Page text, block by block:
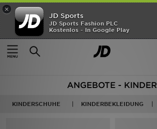
×
JD Sports
JD Sports Fashion PLC
Kostenlos - In Google Play
Startseite
Kinder
904 Produkte
ANGEBOTE - KINDER
KINDERSCHUHE KINDERBEKLEIDUNG
Startseite
ANGEBOTE
Herren